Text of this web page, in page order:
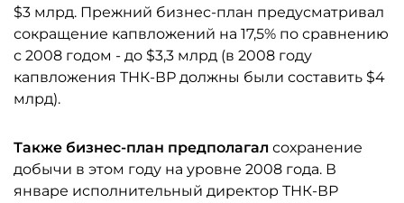
$3 млрд. Прежний бизнес-план предусматривал
сокращение капвложений на 17,5% по сравнению
с 2008 годом - до $3,3 млрд (в 2008 году
капвложения ТНК-ВР должны были составить $4
млрд).
Также бизнес-план предполагал сохранение
добычи в этом году на уровне 2008 года. В
январе исполнительный директор ТНК-ВР